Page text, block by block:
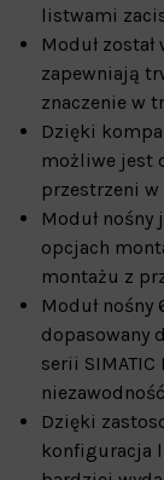
listwami
Moduł
zapewniają
znaczenie w
Dzięki
możliwe jest
przestrzeni
Moduł
opcjach
montażu z
Moduł nośny
dopasowany
serii SIMATIC
Dzięki
konfiguracja